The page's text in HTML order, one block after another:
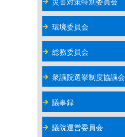
災害対策特別委員会
環境委員会
総務委員会
衆議院選挙制度協議会
議事録
議院運営委員会